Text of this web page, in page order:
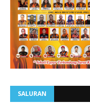
SALURAN